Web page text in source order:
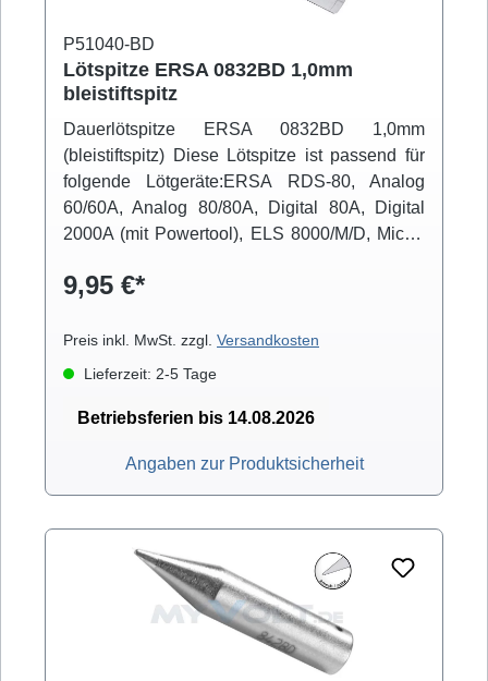
P51040-BD
Lötspitze ERSA 0832BD 1,0mm
bleistiftspitz
Dauerlötspitze ERSA 0832BD 1,0mm
(bleistiftspitz) Diese Lötspitze ist passend für
folgende Lötgeräte:ERSA RDS-80, Analog
60/60A, Analog 80/80A, Digital 80A, Digital
2000A (mit Powertool), ELS 8000/M/D, Micro-
8000/D, Multi-Pro, Multi-Sprint, Multi-TC, Twin
9,95 €*
Preis inkl. MwSt. zzgl. Versandkosten
Lieferzeit: 2-5 Tage
Betriebsferien bis 14.08.2026
Angaben zur Produktsicherheit